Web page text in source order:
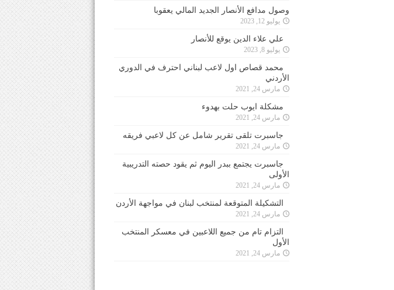
وصول مدافع الأنصار الجديد المالي يعقوبا
يوليو 12, 2023
علي علاء الدين يوقع للأنصار
يوليو 8, 2023
محمد قصاص اول لاعب لبناني احترف في الدوري
الأردني
مارس 24, 2021
مشكلة ايوب حلت بهدوء
مارس 24, 2021
جاسبرت تلقى تقرير شامل عن كل لاعبي فريقه
مارس 24, 2021
جاسبرت يجتمع ببدر اليوم ثم يقود حصته التدريبية
الأولى
مارس 24, 2021
التشكيلة المتوقعة لمنتخب لبنان في مواجهة الأردن
مارس 24, 2021
التزام تام من جميع اللاعبين في معسكر المنتخب
الأول
مارس 24, 2021